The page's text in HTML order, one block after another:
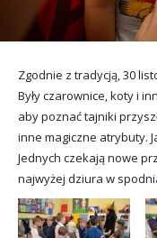
Zgodnie z tradycją, 30
Były czarownice, koty i
aby poznać tajniki
inne magiczne atrybuty.
Jednych czekają nowe
najwyżej dziura w